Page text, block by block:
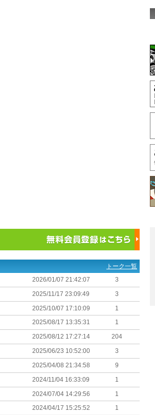
トーク一覧
2026/01/07 21:42:07 3
2025/11/17 23:09:49 3
2025/10/07 17:10:09 1
2025/08/17 13:35:31 1
2025/08/12 17:27:14 204
2025/06/23 10:52:00 3
2025/04/08 21:34:58 9
2024/11/04 16:33:09 1
2024/07/04 14:29:56 1
2024/04/17 15:25:52 1